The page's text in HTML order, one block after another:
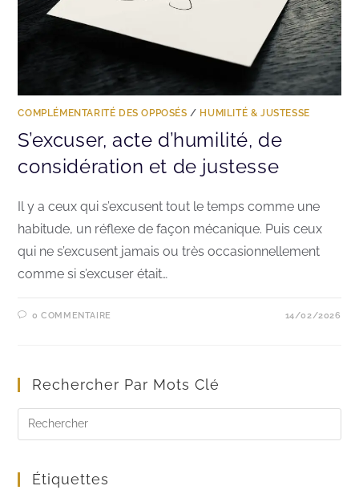
COMPLÉMENTARITÉ DES OPPOSÉS / HUMILITÉ & JUSTESSE
S’excuser, acte d’humilité, de
considération et de justesse
Il y a ceux qui s’excusent tout le temps comme une
habitude, un réflexe de façon mécanique. Puis ceux
qui ne s’excusent jamais ou très occasionnellement
comme si s’excuser était…
0 COMMENTAIRE 14/02/2026
Rechercher Par Mots Clé
Étiquettes